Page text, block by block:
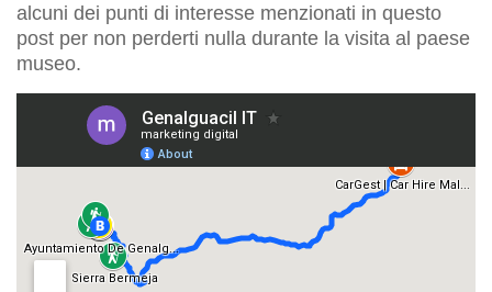
alcuni dei punti di interesse menzionati in questo
post per non perderti nulla durante la visita al paese
museo.